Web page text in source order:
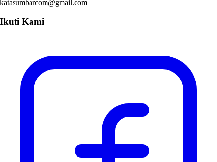
katasumbarcom@gmail.com
Ikuti Kami